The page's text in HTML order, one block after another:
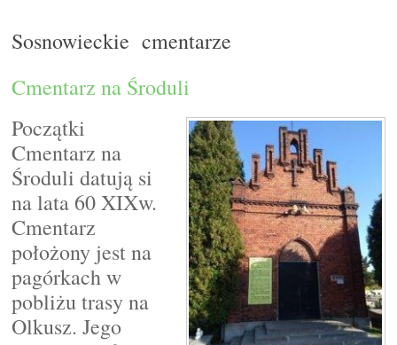
Sosnowieckie cmentarze
Cmentarz na Środuli
Początki
Cmentarz na
Środuli datują si
na lata 60 XIXw.
Cmentarz
położony jest na
pagórkach w
pobliżu trasy na
Olkusz. Jego